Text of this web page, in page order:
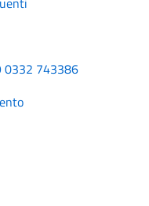
0332 743386